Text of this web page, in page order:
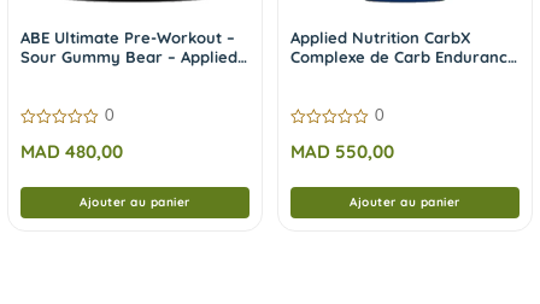
ABE Ultimate Pre-Workout –
Sour Gummy Bear – Applied
sur
0
MAD 480,00
Ajouter au panier
Applied Nutrition CarbX
Complexe de Carb Endurance
sur
0
MAD 550,00
Ajouter au panier